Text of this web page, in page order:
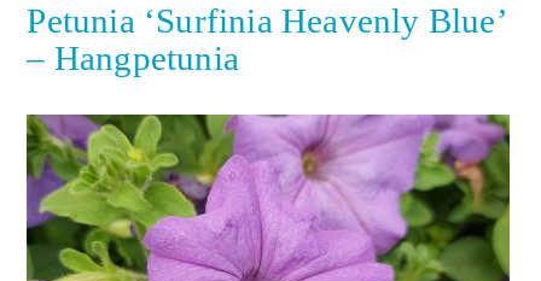
Petunia ‘Surfinia Heavenly Blue’
– Hangpetunia